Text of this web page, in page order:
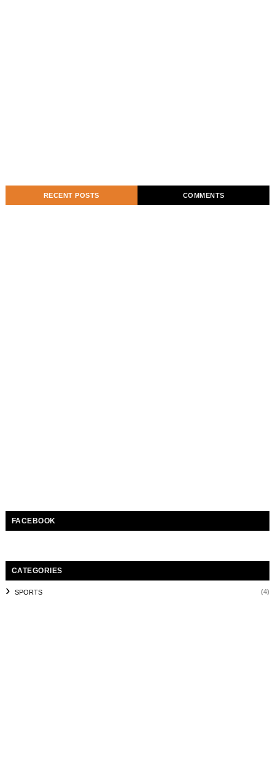
RECENT POSTS COMMENTS
FACEBOOK
CATEGORIES
SPORTS (4)